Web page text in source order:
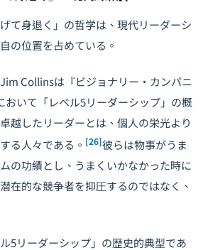
て身退く」の哲学は、現代リーダーシ
の位置を占めている。
Collinsは『ビジョナリー・カンパニ
いて「レベル5リーダーシップ」の概
越したリーダーとは、個人の栄光より
る人々である。 [26]彼らは物事がうま
の功績とし、うまくいかなかった時に
在的な競争者を抑圧するのではなく、
5リーダーシップ」の歴史的典型であ